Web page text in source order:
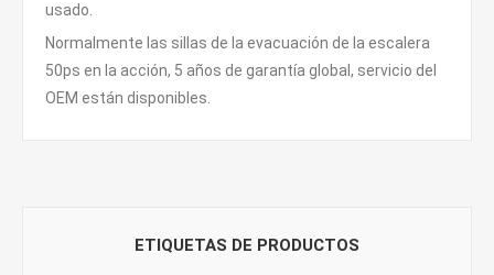
usado.
Normalmente las sillas de la evacuación de la escalera
50ps en la acción, 5 años de garantía global, servicio del
OEM están disponibles.
ETIQUETAS DE PRODUCTOS